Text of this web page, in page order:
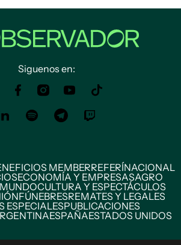
Siguenos en:
MEMBERREFERÍNACIONAL
ECONOMÍA Y EMPRESASAGRO
MUNDOCULTURA Y ESPECTÁCULOS
FÚNEBRESREMATES Y LEGALES
ESPECIALESPUBLICACIONES
ESPAÑAESTADOS UNIDOS